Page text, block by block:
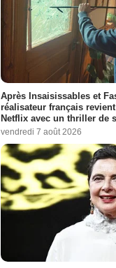
Après Insaisissables et
réalisateur français
Netflix avec un thriller de
vendredi 7 août 2026